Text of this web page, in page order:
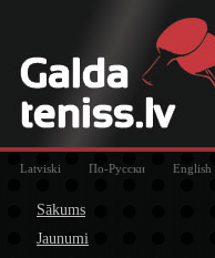
Latviski По-Русски English
Sākums
Jaunumi